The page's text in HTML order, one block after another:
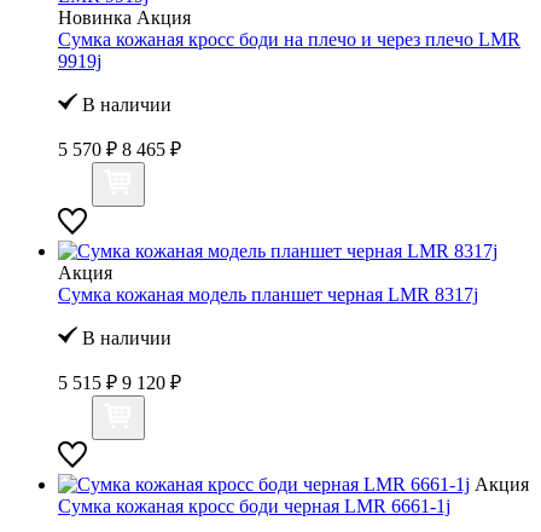
Новинка Акция
Сумка кожаная кросс боди на плечо и через плечо LMR
9919j
В наличии
5 570 ₽ 8 465 ₽
Акция
Сумка кожаная модель планшет черная LMR 8317j
В наличии
5 515 ₽ 9 120 ₽
Акция
Сумка кожаная кросс боди черная LMR 6661-1j